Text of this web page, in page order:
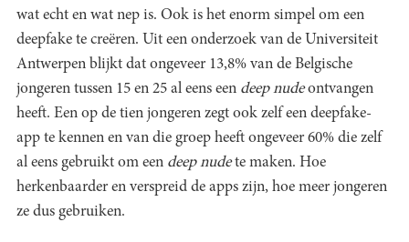
wat echt en wat nep is. Ook is het enorm simpel om een
deepfake te creëren. Uit een onderzoek van de Universiteit
Antwerpen blijkt dat ongeveer 13,8% van de Belgische
jongeren tussen 15 en 25 al eens een deep nudeontvangen
heeft. Een op de tien jongeren zegt ook zelf een deepfake-
app te kennen en van die groep heeft ongeveer 60% die zelf
al eens gebruikt om een deep nudete maken. Hoe
herkenbaarder en verspreid de apps zijn, hoe meer jongeren
ze dus gebruiken.